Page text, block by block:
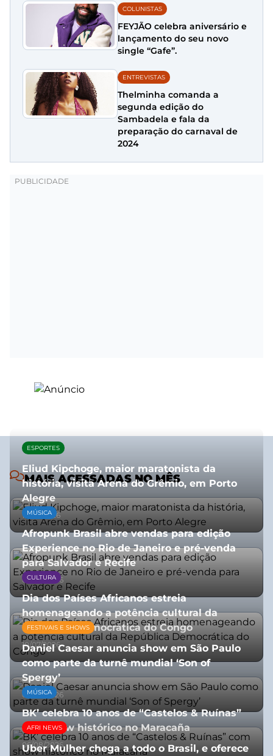
COLUNISTAS
FEYJÃO celebra aniversário e
lançamento do seu novo
single “Gafe”.
ENTREVISTAS
Thelminha comanda a
segunda edição do
Sambadela e fala da
preparação do carnaval de
2024
MAIS ACESSADAS NO MÊS
ESPORTES
Eliud Kipchoge, maior maratonista da
história, visita Arena do Grêmio, em Porto
Alegre
10/07/2026
MÚSICA
Afropunk Brasil abre vendas para edição
Experience no Rio de Janeiro e pré-venda
para Salvador e Recife
03/08/2026
CULTURA
Dia dos Países Africanos estreia
homenageando a potência cultural da
República Democrática do Congo
10/07/2026
FESTIVAIS E SHOWS
Daniel Caesar anuncia show em São Paulo
como parte da turnê mundial ‘Son of
Spergy’
05/08/2026
MÚSICA
BK’ celebra 10 anos de “Castelos & Ruínas”
com show histórico no Maracaña
06/08/2026
AFRI NEWS
Uber Mulher chega a todo o Brasil, e oferece